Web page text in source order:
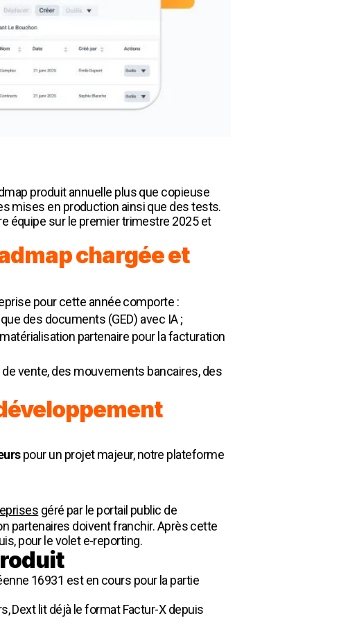
produit annuelle plus que copieuse
mises en production ainsi que des tests.
équipe sur le premier trimestre 2025 et
chargée et
pour cette année comporte :
des documents (GED) avec IA ;
partenaire pour la facturation
vente, des mouvements bancaires, des
pour un projet majeur, notre plateforme
géré par le portail public de
partenaires doivent franchir. Après cette
pour le volet e-reporting.
16931 est en cours pour la partie
Dext lit déjà le format Factur-X depuis